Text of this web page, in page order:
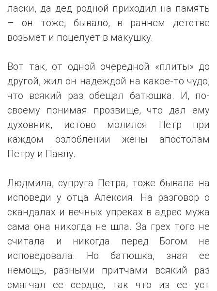
ласки, да дед родной приходил на память
– он тоже, бывало, в раннем детстве
возьмет и поцелует в макушку.
Вот так, от одной очередной «плиты» до
другой, жил он надеждой на какое-то чудо,
что всякий раз обещал батюшка. И, по-
своему понимая прозвище, что дал ему
духовник, истово молился Петр при
каждом озлоблении жены апостолам
Петру и Павлу.
Людмила, супруга Петра, тоже бывала на
исповеди у отца Алексия. На разговор о
скандалах и вечных упреках в адрес мужа
сама она никогда не шла. За грех того не
считала и никогда перед Богом не
исповедовала. Но батюшка, зная ее
немощь, разными притчами всякий раз
смягчал ее сердце, так что из ее уст